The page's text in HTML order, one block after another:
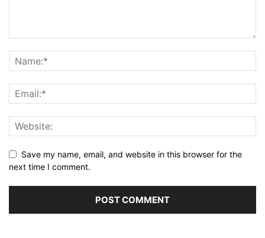
Save my name, email, and website in this browser for the
next time I comment.